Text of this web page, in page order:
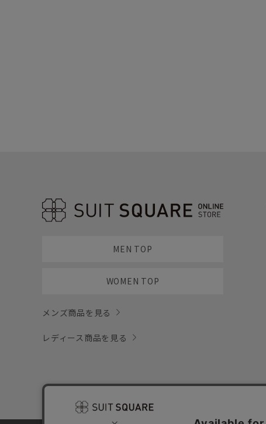
MEN TOP
WOMEN TOP
メンズ商品を見る
レディース商品を見る